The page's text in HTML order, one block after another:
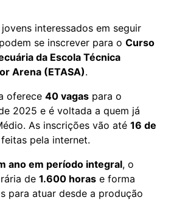
interessados em seguir
se inscrever para o Curso
da Escola Técnica
Arena (ETASA).
oferece 40 vagas para o
2025 e é voltada a quem já
As inscrições vão até 16 de
pela internet.
ano em período integral, o
de 1.600 horas e forma
para atuar desde a produção